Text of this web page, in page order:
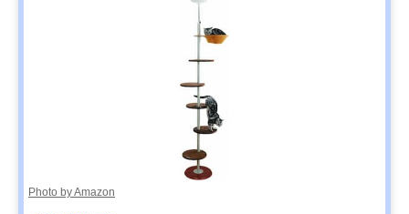
Photo by Amazon